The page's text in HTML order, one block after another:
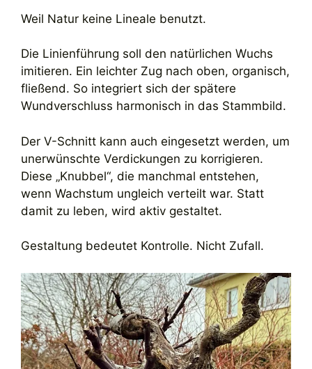
Weil Natur keine Lineale benutzt.
Die Linienführung soll den natürlichen Wuchs
imitieren. Ein leichter Zug nach oben, organisch,
fließend. So integriert sich der spätere
Wundverschluss harmonisch in das Stammbild.
Der V-Schnitt kann auch eingesetzt werden, um
unerwünschte Verdickungen zu korrigieren.
Diese „Knubbel“, die manchmal entstehen,
wenn Wachstum ungleich verteilt war. Statt
damit zu leben, wird aktiv gestaltet.
Gestaltung bedeutet Kontrolle. Nicht Zufall.